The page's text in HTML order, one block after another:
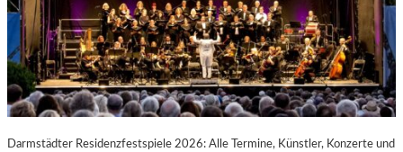
Darmstädter Residenzfestspiele 2026: Alle Termine, Künstler, Konzerte und